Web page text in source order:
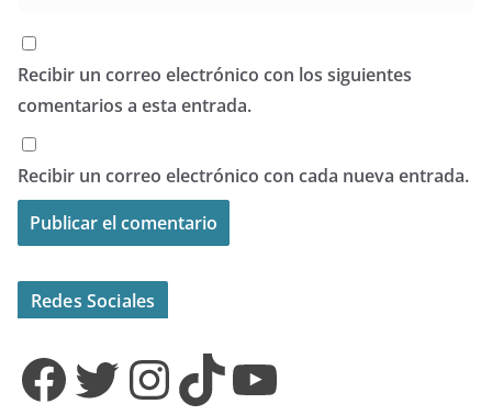
Recibir un correo electrónico con los siguientes
comentarios a esta entrada.
Recibir un correo electrónico con cada nueva entrada.
Redes Sociales
Facebook Twitter InstagramTikTok YouTube